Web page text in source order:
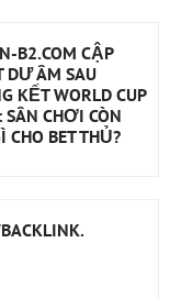
B2.COM CẬP
DƯ ÂM SAU
KẾT WORLD CUP
CHƠI CÒN
CHO BET THỦ?